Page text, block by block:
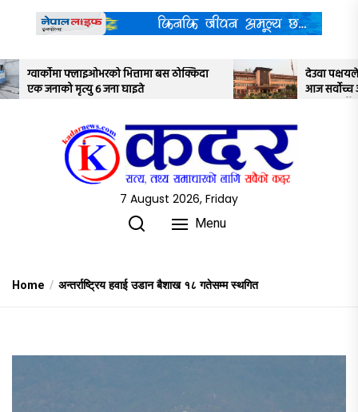
content
देउवा पक्षयले दिएकोे पुनरावलोकन निवेदनमाथि
आज सर्वोच्च अदालतका तीन न्यायाधीशले
7 August 2026, Friday
Menu
Home अन्तर्राष्ट्रिय हवाई उडान बैशाख १८ गतेसम्म स्थगित